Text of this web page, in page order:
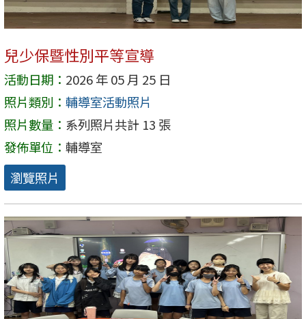
兒少保暨性別平等宣導
活動日期： 2026 年 05 月 25 日
照片類別： 輔導室活動照片
照片數量： 系列照片共計 13 張
發佈單位： 輔導室
瀏覽照片